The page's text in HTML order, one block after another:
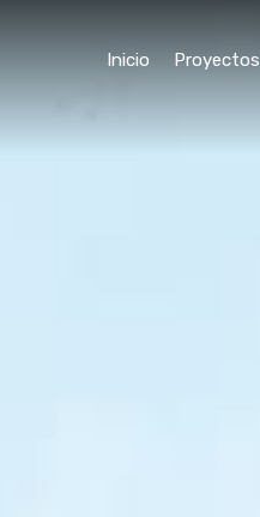
Inicio Proyectos